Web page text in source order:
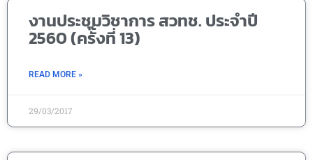
งานประชุมวิชาการ สวทช. ประจำปี
2560 (ครั้งที่ 13)
READ MORE »
29/03/2017